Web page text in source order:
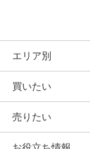
エリア別
買いたい
売りたい